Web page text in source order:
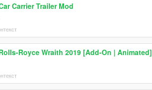
Carrier Trailer Mod
Royce Wraith 2019 [Add-On | Animated]